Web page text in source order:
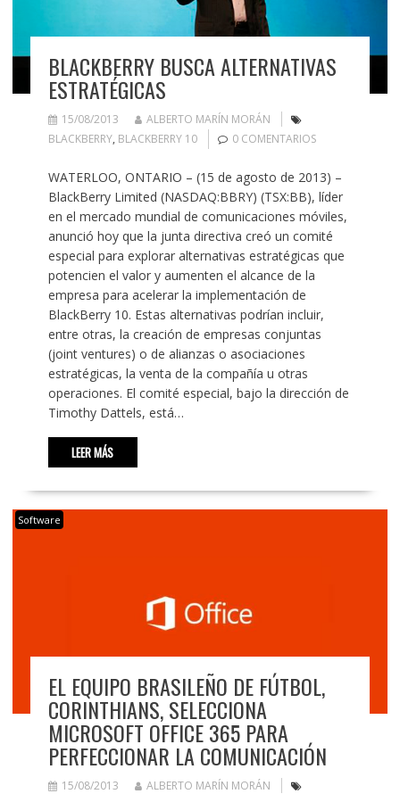
BLACKBERRY BUSCA ALTERNATIVAS
ESTRATÉGICAS
15/08/2013
ALBERTO MARÍN MORÁN
BLACKBERRY, BLACKBERRY 10 0 COMENTARIOS
WATERLOO, ONTARIO – (15 de agosto de 2013) –
BlackBerry Limited (NASDAQ:BBRY) (TSX:BB), líder
en el mercado mundial de comunicaciones móviles,
anunció hoy que la junta directiva creó un comité
especial para explorar alternativas estratégicas que
potencien el valor y aumenten el alcance de la
empresa para acelerar la implementación de
BlackBerry 10. Estas alternativas podrían incluir,
entre otras, la creación de empresas conjuntas
(joint ventures) o de alianzas o asociaciones
estratégicas, la venta de la compañía u otras
operaciones. El comité especial, bajo la dirección de
Timothy Dattels, está…
LEER MÁS
Software
EL EQUIPO BRASILEÑO DE FÚTBOL,
CORINTHIANS, SELECCIONA
MICROSOFT OFFICE 365 PARA
PERFECCIONAR LA COMUNICACIÓN
15/08/2013
ALBERTO MARÍN MORÁN